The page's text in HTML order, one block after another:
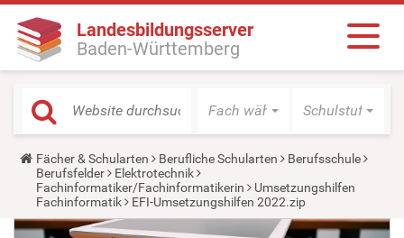
Landesbildungsserver
Baden-Württemberg
Fach wählen Schulstufe
Y
o
u
a
r
e
Fächer & Schularten Berufliche Schularten
Berufsschule
Berufsfelder
Elektrotechnik
Fachinformatiker/Fachinformatikerin
Umsetzungshilfen
Fachinformatik
EFI-Umsetzungshilfen 2022.zip